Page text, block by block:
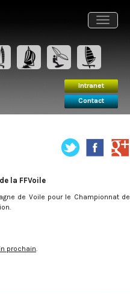
la FFVoile
de Voile pour le Championnat de
prochain
Contact
Intranet
Toggle